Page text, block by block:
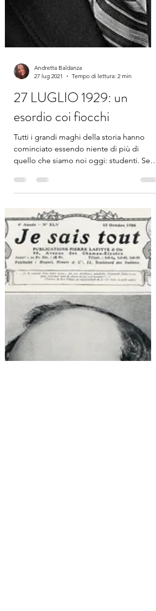
Andretta Baldanza
27 lug 2021
Tempo di lettura: 2 min
27 LUGLIO 1929: un
esordio coi fiocchi
Tutti i grandi maghi della storia hanno
cominciato essendo niente di più di
loro ce l’hanno...